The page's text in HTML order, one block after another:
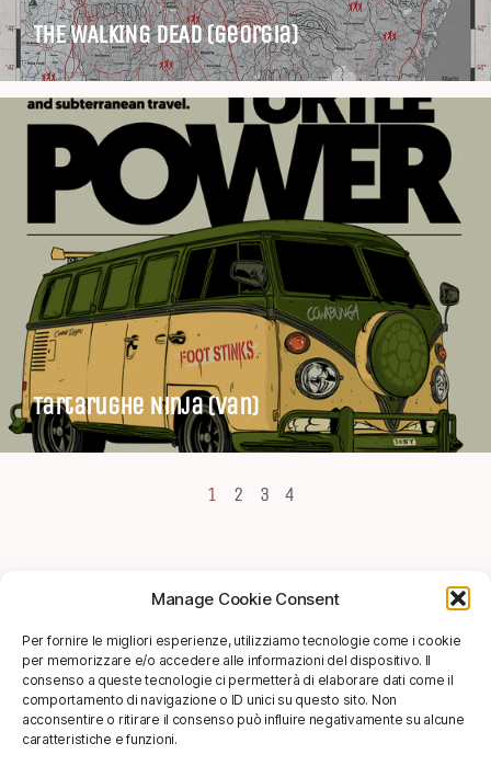
Manage Cookie Consent
Per fornire le migliori esperienze, utilizziamo tecnologie come i cookie
per memorizzare e/o accedere alle informazioni del dispositivo. Il
consenso a queste tecnologie ci permetterà di elaborare dati come il
comportamento di navigazione o ID unici su questo sito. Non
acconsentire o ritirare il consenso può influire negativamente su alcune
caratteristiche e funzioni.
THE WALKING DEAD (Georgia)
Tartarughe Ninja (Van)
1 2 3 4
SHOP
info@soggettivagallery.com